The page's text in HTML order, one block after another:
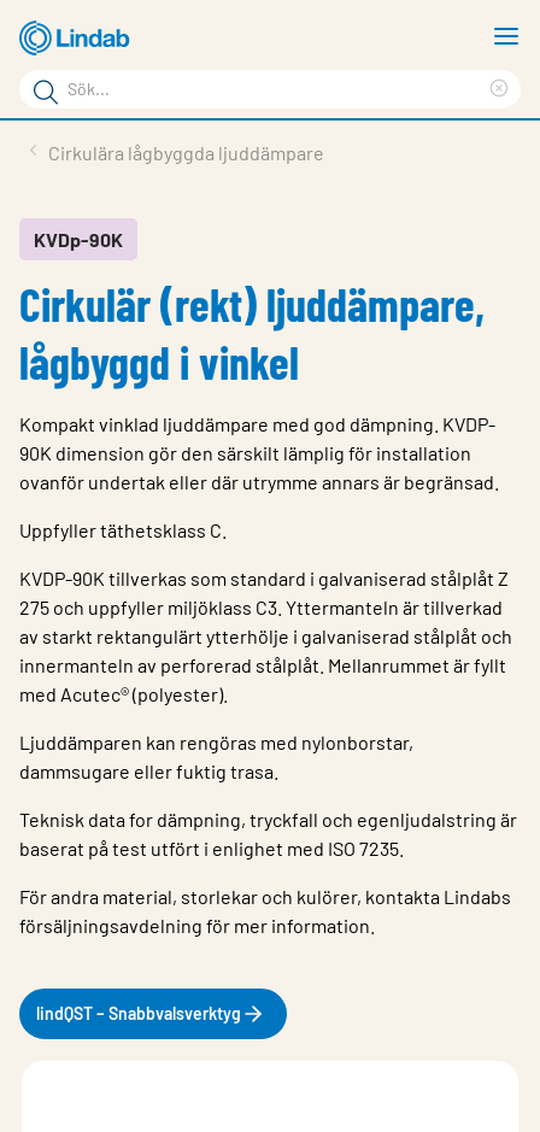
Hoppa
till
huvudinnehållet
Sökord
Sök
på
Service & Support
Hållbarhet
Om Lindab
Kontakt
Logga in
Choose languge
Cirkulära lågbyggda ljuddämpare
KVDp-90K
Cirkulär (rekt) ljuddämpare,
lågbyggd i vinkel
Kompakt vinklad ljuddämpare med god dämpning. KVDP-
90K dimension gör den särskilt lämplig för installation
ovanför undertak eller där utrymme annars är begränsad.
Uppfyller täthetsklass C.
KVDP-90K tillverkas som standard i galvaniserad stålplåt Z
275 och uppfyller miljöklass C3. Yttermanteln är tillverkad
av starkt rektangulärt ytterhölje i galvaniserad stålplåt och
innermanteln av perforerad stålplåt. Mellanrummet är fyllt
med Acutec® (polyester).
Ljuddämparen kan rengöras med nylonborstar,
dammsugare eller fuktig trasa.
Teknisk data for dämpning, tryckfall och egenljudalstring är
baserat på test utfört i enlighet med ISO 7235.
För andra material, storlekar och kulörer, kontakta Lindabs
försäljningsavdelning för mer information.
lindQST – Snabbvalsverktyg